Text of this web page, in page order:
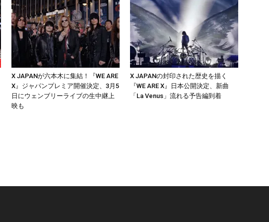
X JAPANが六本木に集結！『WE ARE
X』ジャパンプレミア開催決定、3月5
日にウェンブリーライブの生中継上
映も
X JAPANの封印された歴史を描く
『WE ARE X』日本公開決定、新曲
「La Venus」流れる予告編到着